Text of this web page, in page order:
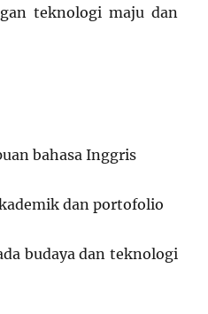
teknologi maju dan
bahasa Inggris
dan portofolio
budaya dan teknologi